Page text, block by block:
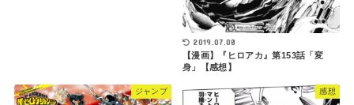
2019.07.08
【漫画】『ヒロアカ』第153話「変
身」【感想】
ジャンプ 感想